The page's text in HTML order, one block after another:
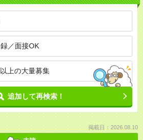
／面接OK
上の大量募集
追加して再検索！
掲載日：2026.08.10